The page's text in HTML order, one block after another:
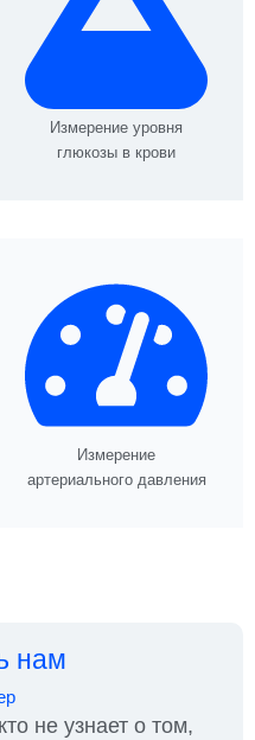
Измерение уровня
глюкозы в крови
Измерение
артериального давления
нам
не узнает о том,